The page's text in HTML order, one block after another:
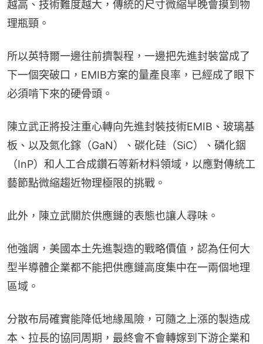
越高、技術難度越大，傳統的尺寸微縮早晚會摸到物
理瓶頸。
所以英特爾一邊往前擠製程，一邊把先進封裝當成了
下一個突破口，EMIB方案的量產良率，已經成了眼下
必須啃下來的硬骨頭。
陳立武正將投注重心轉向先進封裝技術EMIB、玻璃基
板、以及氮化鎵（GaN）、碳化硅（SiC）、磷化銦
（InP）和人工合成鑽石等新材料領域，以應對傳統工
藝節點微縮趨近物理極限的挑戰。
此外，陳立武關於供應鏈的表態也讓人尋味。
他強調，美國本土先進製造的戰略價值，認為任何大
型半導體企業都不能把供應鏈高度集中在一兩個地理
區域。
分散布局確實能降低地緣風險，可隨之上漲的製造成
本、拉長的協同周期，最終會不會轉嫁到下游企業和